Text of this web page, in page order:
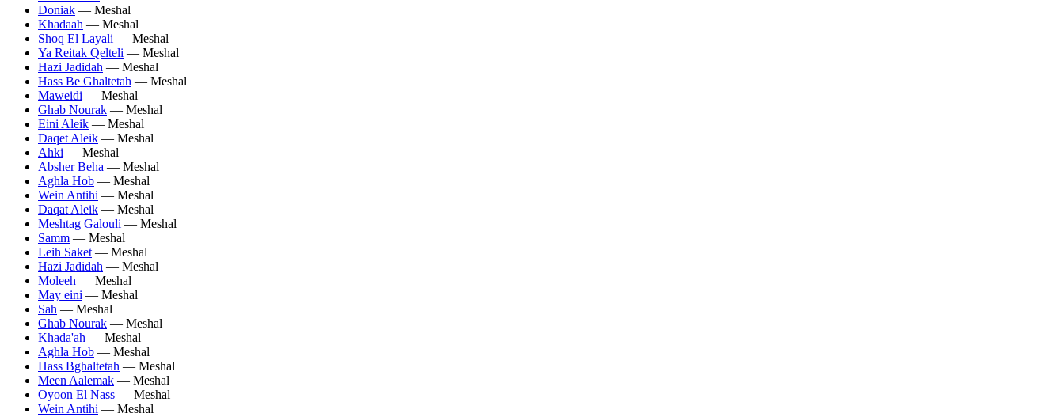
Doniak — Meshal
Khadaah — Meshal
Shoq El Layali — Meshal
Ya Reitak Qelteli — Meshal
Hazi Jadidah — Meshal
Hass Be Ghaltetah — Meshal
Maweidi — Meshal
Ghab Nourak — Meshal
Eini Aleik — Meshal
Daqet Aleik — Meshal
Ahki — Meshal
Absher Beha — Meshal
Aghla Hob — Meshal
Wein Antihi — Meshal
Daqat Aleik — Meshal
Meshtag Galouli — Meshal
Samm — Meshal
Leih Saket — Meshal
Hazi Jadidah — Meshal
Moleeh — Meshal
May eini — Meshal
Sah — Meshal
Ghab Nourak — Meshal
Khada'ah — Meshal
Aghla Hob — Meshal
Hass Bghaltetah — Meshal
Meen Aalemak — Meshal
Oyoon El Nass — Meshal
Wein Antihi — Meshal